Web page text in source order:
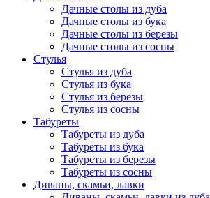
Дачные столы из дуба
Дачные столы из бука
Дачные столы из березы
Дачные столы из сосны
Стулья
Стулья из дуба
Стулья из бука
Стулья из березы
Стулья из сосны
Табуреты
Табуреты из дуба
Табуреты из бука
Табуреты из березы
Табуреты из сосны
Диваны, скамьи, лавки